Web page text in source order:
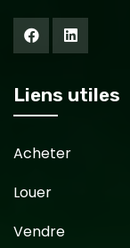
Liens utiles
Acheter
Louer
Vendre